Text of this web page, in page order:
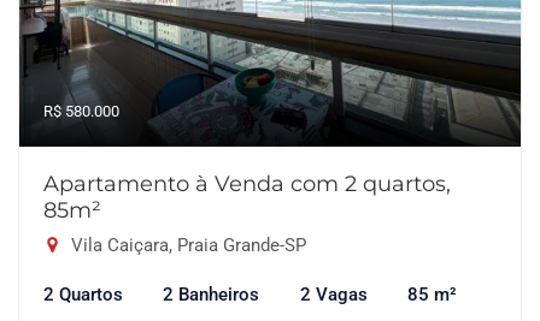
R$ 580.000
Apartamento à Venda com 2 quartos,
85m²
Vila Caiçara, Praia Grande-SP
2 Quartos 2 Banheiros 2 Vagas 85 m²